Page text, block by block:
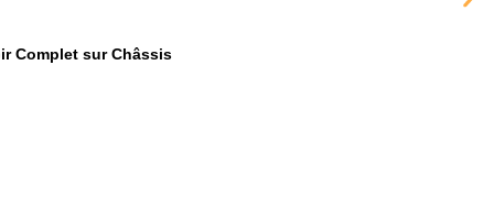
Complet sur Châssis